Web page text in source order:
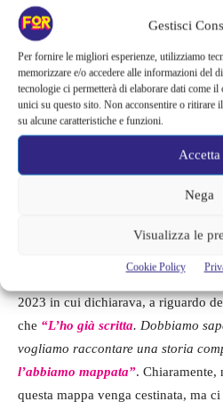
Gestisci
Per fornire le migliori esperienze, utilizziamo
memorizzare e/o accedere alle informazioni del
tecnologie ci permetterà di elaborare dati come
unici su questo sito. Non acconsentire o ritirare
su alcune caratteristiche e funzioni.
Accetta
Nega
Visualizza le
Cookie Policy
Din Djarin e Din Grogu
Gli indizi a favore
stagione e quando
2023 in cui dichiarava, a riguardo
che “L’ho già scritta. Dobbiamo
vogliamo raccontare una storia
l’abbiamo mappata”. Chiaramente,
questa mappa venga cestinata, ma